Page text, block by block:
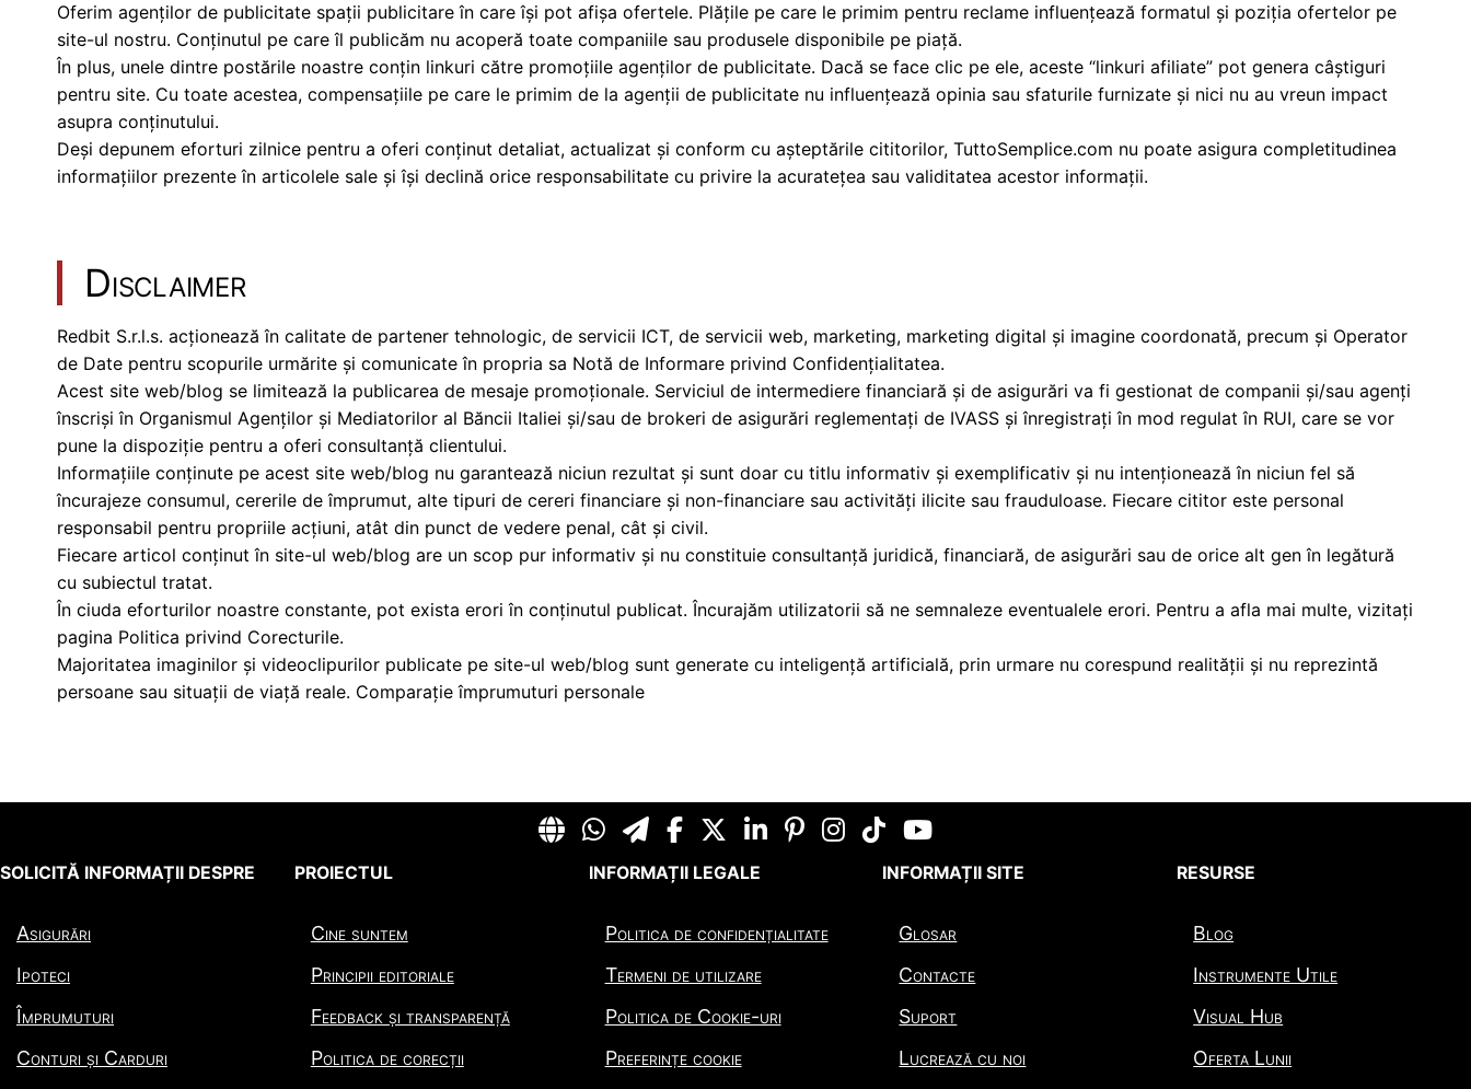
Oferim agenților de publicitate spații publicitare în care își pot afișa ofertele. Plățile pe care le primim pentru reclame influențează formatul și poziția ofertelor pe
site-ul nostru. Conținutul pe care îl publicăm nu acoperă toate companiile sau produsele disponibile pe piață.
În plus, unele dintre postările noastre conțin linkuri către promoțiile agenților de publicitate. Dacă se face clic pe ele, aceste “linkuri afiliate” pot genera câștiguri
pentru site. Cu toate acestea, compensațiile pe care le primim de la agenții de publicitate nu influențează opinia sau sfaturile furnizate și nici nu au vreun impact
asupra conținutului.
Deși depunem eforturi zilnice pentru a oferi conținut detaliat, actualizat și conform cu așteptările cititorilor, TuttoSemplice.com nu poate asigura completitudinea
informațiilor prezente în articolele sale și își declină orice responsabilitate cu privire la acuratețea sau validitatea acestor informații.
Disclaimer
Redbit S.r.l.s. acționează în calitate de partener tehnologic, de servicii ICT, de servicii web, marketing, marketing digital și imagine coordonată, precum și Operator
de Date pentru scopurile urmărite și comunicate în propria sa Notă de Informare privind Confidențialitatea.
Acest site web/blog se limitează la publicarea de mesaje promoționale. Serviciul de intermediere financiară și de asigurări va fi gestionat de companii și/sau agenți
înscriși în Organismul Agenților și Mediatorilor al Băncii Italiei și/sau de brokeri de asigurări reglementați de IVASS și înregistrați în mod regulat în RUI, care se vor
pune la dispoziție pentru a oferi consultanță clientului.
Informațiile conținute pe acest site web/blog nu garantează niciun rezultat și sunt doar cu titlu informativ și exemplificativ și nu intenționează în niciun fel să
încurajeze consumul, cererile de împrumut, alte tipuri de cereri financiare și non-financiare sau activități ilicite sau frauduloase. Fiecare cititor este personal
responsabil pentru propriile acțiuni, atât din punct de vedere penal, cât și civil.
Fiecare articol conținut în site-ul web/blog are un scop pur informativ și nu constituie consultanță juridică, financiară, de asigurări sau de orice alt gen în legătură
cu subiectul tratat.
În ciuda eforturilor noastre constante, pot exista erori în conținutul publicat. Încurajăm utilizatorii să ne semnaleze eventualele erori. Pentru a afla mai multe, vizitați
pagina Politica privind Corecturile.
Majoritatea imaginilor și videoclipurilor publicate pe site-ul web/blog sunt generate cu inteligență artificială, prin urmare nu corespund realității și nu reprezintă
persoane sau situații de viață reale. Comparație împrumuturi personale
SOLICITĂ INFORMAȚII DESPRE
Asigurări
Ipoteci
Împrumuturi
Conturi și Carduri
PROIECTUL
Cine suntem
Principii editoriale
Feedback și transparență
Politica de corecții
INFORMAȚII LEGALE
Politica de confidențialitate
Termeni de utilizare
Politica de Cookie-uri
Preferințe cookie
INFORMAȚII SITE
Glosar
Contacte
Suport
Lucrează cu noi
RESURSE
Blog
Instrumente Utile
Visual Hub
Oferta Lunii